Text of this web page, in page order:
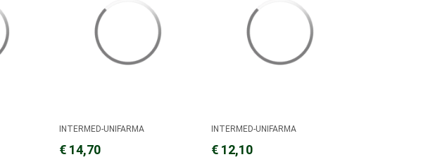
INTERMED-UNIFARMA
€ 14,70
INTERMED-UNIFARMA
€ 12,10